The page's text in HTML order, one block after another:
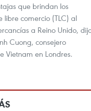
que brindan los
libre comercio (TLC) al
a Reino Unido,
Cuong, consejero
Vietnam en Londres.